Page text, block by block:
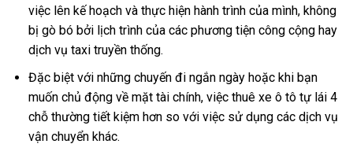
việc lên kế hoạch và thực hiện hành trình của mình, không
bị gò bó bởi lịch trình của các phương tiện công cộng hay
dịch vụ taxi truyền thống.
Đặc biệt với những chuyến đi ngắn ngày hoặc khi bạn
muốn chủ động về mặt tài chính, việc thuê xe ô tô tự lái 4
chỗ thường tiết kiệm hơn so với việc sử dụng các dịch vụ
vận chuyển khác.